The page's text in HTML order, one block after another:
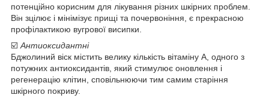
потенційно корисним для лікування різних шкірних проблем.
Він зцілює і мінімізує прищі та почервоніння, є прекрасною
профілактикою вугрової висипки.
☑️ Антиоксидантні
Бджолиний віск містить велику кількість вітаміну А, одного з
потужних антиоксидантів, який стимулює оновлення і
регенерацію клітин, сповільнюючи тим самим старіння
шкірного покриву.